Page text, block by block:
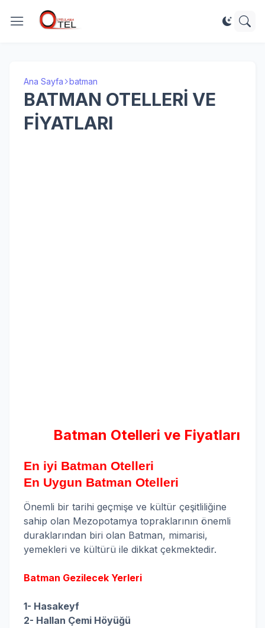
Ana Sayfa batman
BATMAN OTELLERİ VE
FİYATLARI
Batman Otelleri ve Fiyatları
En iyi Batman Otelleri
En Uygun Batman Otelleri
Önemli bir tarihi geçmişe ve kültür çeşitliliğine
sahip olan Mezopotamya topraklarının önemli
duraklarından biri olan Batman, mimarisi,
yemekleri ve kültürü ile dikkat çekmektedir.
Batman Gezilecek Yerleri
1- Hasakeyf
2- Hallan Çemi Höyüğü